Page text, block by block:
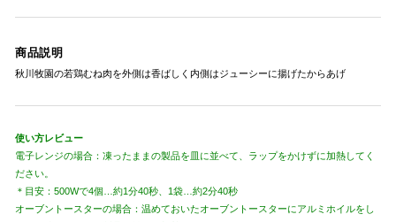
商品説明
秋川牧園の若鶏むね肉を外側は香ばしく内側はジューシーに揚げたからあげ
使い方レビュー
電子レンジの場合：凍ったままの製品を皿に並べて、ラップをかけずに加熱してく
ださい。
＊目安：500Wで4個…約1分40秒、1袋…約2分40秒
オーブントースターの場合：温めておいたオーブントースターにアルミホイルをし